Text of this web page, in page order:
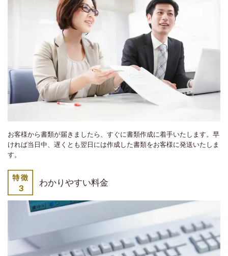
お客様から書類が届きましたら、すぐに書類作成に着手いたします。早
ければ当日中、遅くとも翌日には作成した書類をお客様に発送いたしま
す。
わかりやすい料金